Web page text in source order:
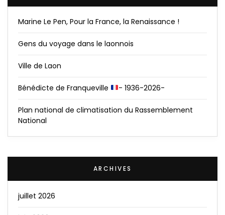
Marine Le Pen, Pour la France, la Renaissance !
Gens du voyage dans le laonnois
Ville de Laon
Bénédicte de Franqueville - 1936-2026-
Plan national de climatisation du Rassemblement
National
ARCHIVES
juillet 2026